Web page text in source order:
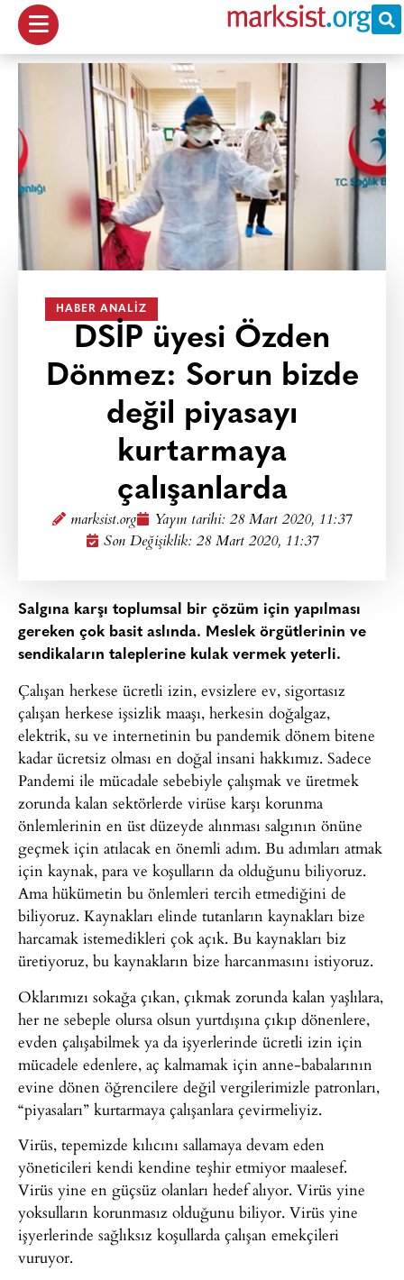
HABER ANALIZ
DSİP üyesi Özden
Dönmez: Sorun bizde
değil piyasayı
kurtarmaya
çalışanlarda
marksist.org Yayın tarihi: 28 Mart 2020, 11:37
Son Değişiklik: 28 Mart 2020, 11:37
Salgına karşı toplumsal bir çözüm için yapılması
gereken çok basit aslında. Meslek örgütlerinin ve
sendikaların taleplerine kulak vermek yeterli.
Çalışan herkese ücretli izin, evsizlere ev, sigortasız
çalışan herkese işsizlik maaşı, herkesin doğalgaz,
elektrik, su ve internetinin bu pandemik dönem bitene
kadar ücretsiz olması en doğal insani hakkımız. Sadece
Pandemi ile mücadale sebebiyle çalışmak ve üretmek
zorunda kalan sektörlerde virüse karşı korunma
önlemlerinin en üst düzeyde alınması salgının önüne
geçmek için atılacak en önemli adım. Bu adımları atmak
için kaynak, para ve koşulların da olduğunu biliyoruz.
Ama hükümetin bu önlemleri tercih etmediğini de
biliyoruz. Kaynakları elinde tutanların kaynakları bize
harcamak istemedikleri çok açık. Bu kaynakları biz
üretiyoruz, bu kaynakların bize harcanmasını istiyoruz.
Oklarımızı sokağa çıkan, çıkmak zorunda kalan yaşlılara,
her ne sebeple olursa olsun yurtdışına çıkıp dönenlere,
evden çalışabilmek ya da işyerlerinde ücretli izin için
mücadele edenlere, aç kalmamak için anne-babalarının
evine dönen öğrencilere değil vergilerimizle patronları,
“piyasaları” kurtarmaya çalışanlara çevirmeliyiz.
Virüs, tepemizde kılıcını sallamaya devam eden
yöneticileri kendi kendine teşhir etmiyor maalesef.
Virüs yine en güçsüz olanları hedef alıyor. Virüs yine
yoksulların korunmasız olduğunu biliyor. Virüs yine
işyerlerinde sağlıksız koşullarda çalışan emekçileri
vuruyor.